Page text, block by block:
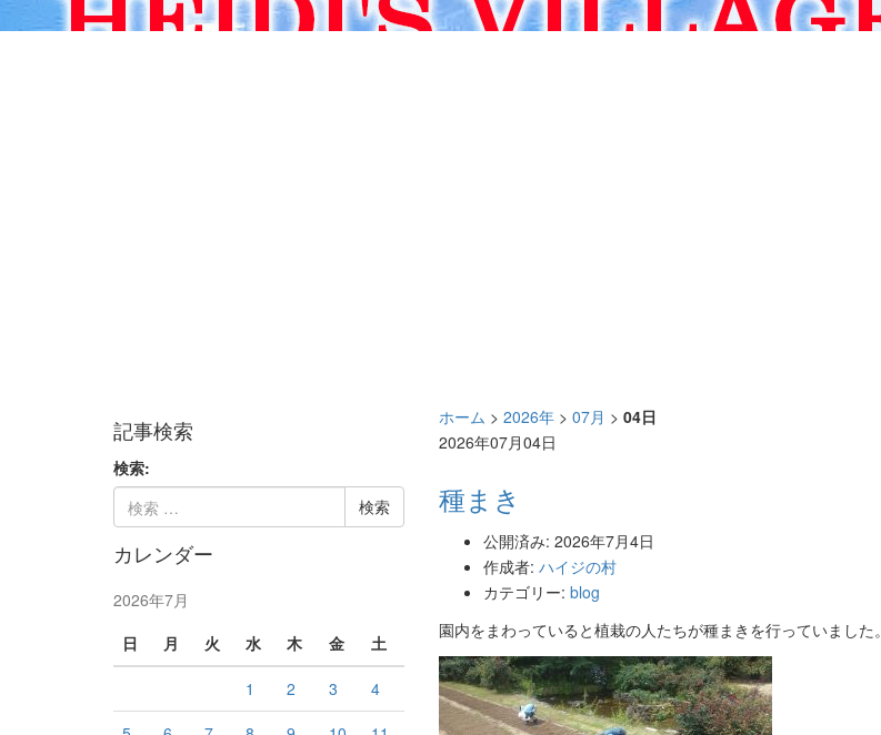
ホーム > 2026年> 07月 > 04日
2026年07月04日
種まき
公開済み: 2026年7月4日
作成者: ハイジの村
カテゴリー: blog
園内をまわっていると植栽の人たちが種まきを行っていました。
記事検索
検索:
カレンダー
2026年7月
日
月 火 水 木 金 土
1 2 3
4